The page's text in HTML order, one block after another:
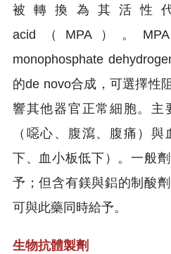
被轉換為其活性代
acid（MPA）。
monophosphate
的de novo合成，可選擇性
響其他器官正常細胞。主
（噁心、腹瀉、腹痛）
下、血小板低下）。一般
予；但含有鎂與鋁的制酸
可與此藥同時給予。
生物抗體製劑